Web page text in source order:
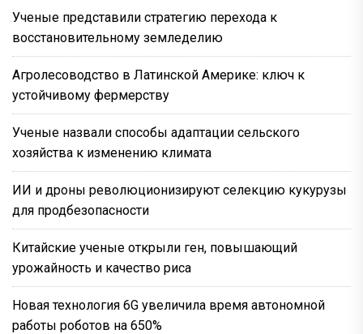
Ученые представили стратегию перехода к
восстановительному земледелию
Агролесоводство в Латинской Америке: ключ к
устойчивому фермерству
Ученые назвали способы адаптации сельского
хозяйства к изменению климата
ИИ и дроны революционизируют селекцию кукурузы
для продбезопасности
Китайские ученые открыли ген, повышающий
урожайность и качество риса
Новая технология 6G увеличила время автономной
работы роботов на 650%